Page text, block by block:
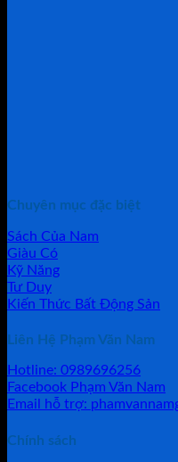
Chuyên mục đặc biệt
Sách Của Nam
Giàu Có
Kỹ Năng
Tư Duy
Kiến Thức Bất Động Sản
Liên Hệ Phạm Văn Nam
Hotline: 0989696256
Facebook Phạm Văn Nam
Email hỗ trợ:
Chính sách